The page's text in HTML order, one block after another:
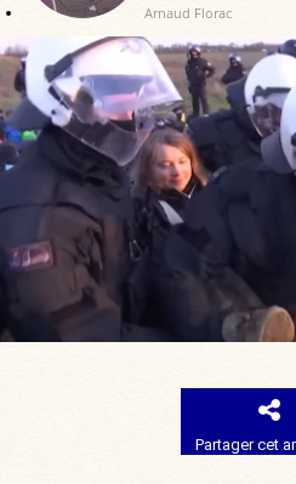
Arnaud Florac
Partager cet